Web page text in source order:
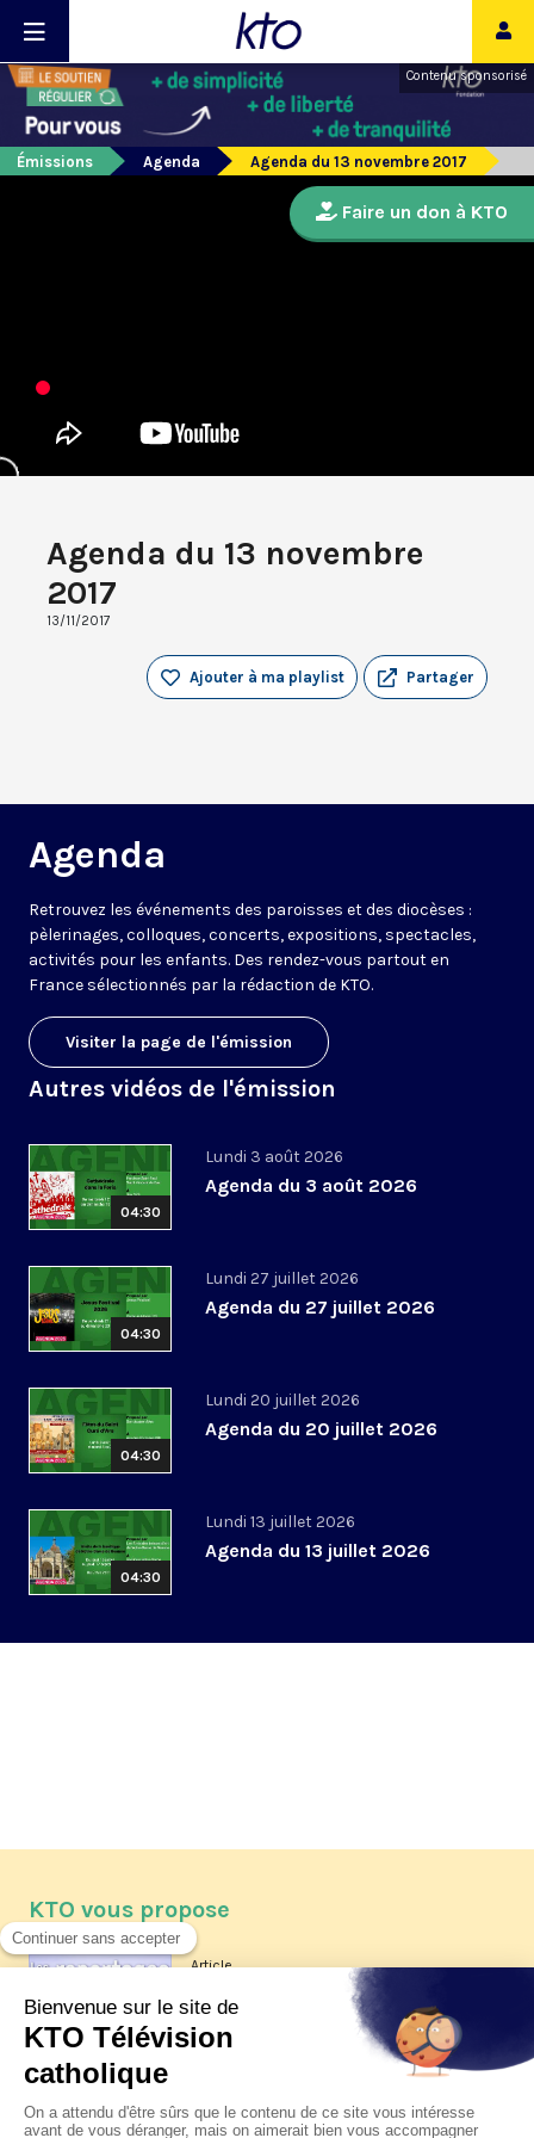
Contenu sponsorisé
Émissions Agenda Agenda du 13 novembre 2017
Agenda du 13 novembre
2017
13/11/2017
Partager
Ajouter à ma playlist
Agenda
Retrouvez les événements des paroisses et des diocèses :
pèlerinages, colloques, concerts, expositions, spectacles,
activités pour les enfants. Des rendez-vous partout en
France sélectionnés par la rédaction de KTO.
Visiter la page de l'émission
Autres vidéos de l'émission
04:30
Lundi 3 août 2026
Agenda du 3 août 2026
04:30
Lundi 27 juillet 2026
Agenda du 27 juillet 2026
04:30
Lundi 20 juillet 2026
Agenda du 20 juillet 2026
04:30
Lundi 13 juillet 2026
Agenda du 13 juillet 2026
Faire un don à KTO
KTO vous propose
Article
Les reportages d'été 2026 de KTO
La visite pastorale du pape Léon
XIV à Assise à suivre sur KTO le